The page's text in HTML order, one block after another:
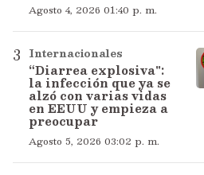
Agosto 4, 2026 01:40 p. m.
Internacionales
“Diarrea explosiva":
la infección que ya se
alzó con varias vidas
en EEUU y empieza a
preocupar
Agosto 5, 2026 03:02 p. m.